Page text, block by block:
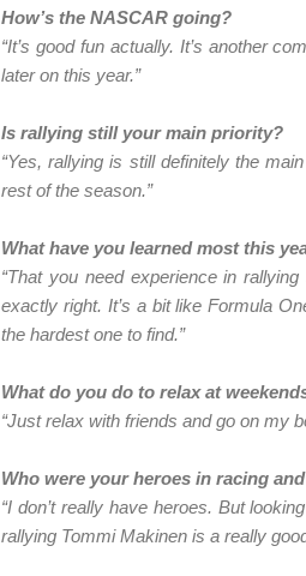
How’s the NASCAR going?
“It’s good fun actually. It’s another
later on this year.”
Is rallying still your main priority?
“Yes, rallying is still definitely the
rest of the season.”
What have you learned most this
“That you need experience in
exactly right. It’s a bit like Formula
the hardest one to find.”
What do you do to relax at
“Just relax with friends and go on my
Who were your heroes in racing
“I don’t really have heroes. But
rallying Tommi Makinen is a really